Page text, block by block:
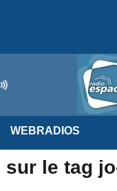
WEBRADIOS
le tag